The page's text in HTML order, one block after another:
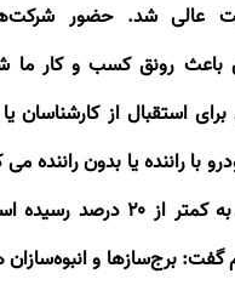
عالی شد. حضور
باعث رونق کسب و کار ما
استقبال از کارشناسان
با راننده یا بدون راننده می
کمتر از ۲۰ درصد رسیده
برج‌سازها و